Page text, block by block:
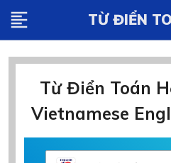
format_align_left TỪ ĐIỂN
Từ Điển Toán
Vietnamese